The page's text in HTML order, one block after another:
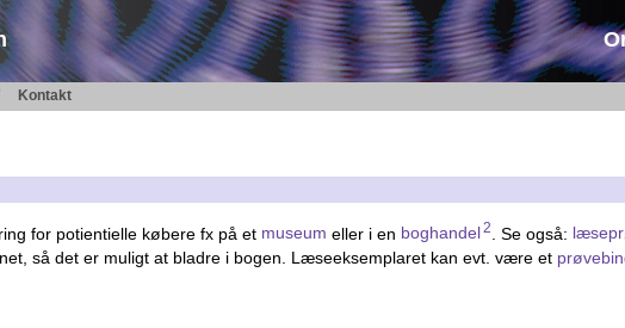
Kontakt
for potientielle købere fx på et museum eller i en boghandel 2 . Se også:
så det er muligt at bladre i bogen. Læseeksemplaret kan evt. være et